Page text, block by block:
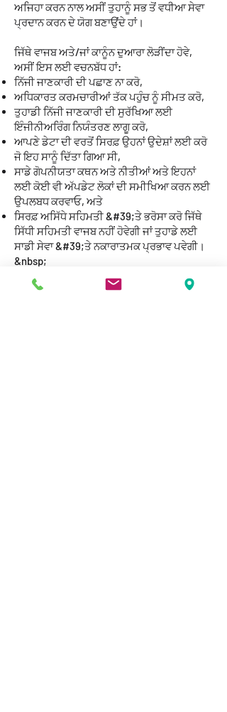
ਅਜਿਹਾ ਕਰਨ ਨਾਲ ਅਸੀਂ ਤੁਹਾਨੂੰ ਸਭ ਤੋਂ ਵਧੀਆ ਸੇਵਾ
ਪ੍ਰਦਾਨ ਕਰਨ ਦੇ ਯੋਗ ਬਣਾਉਂਦੇ ਹਾਂ।
ਜਿੱਥੇ ਵਾਜਬ ਅਤੇ/ਜਾਂ ਕਾਨੂੰਨ ਦੁਆਰਾ ਲੋੜੀਂਦਾ ਹੋਵੇ,
ਅਸੀਂ ਇਸ ਲਈ ਵਚਨਬੱਧ ਹਾਂ:
ਨਿੱਜੀ ਜਾਣਕਾਰੀ ਦੀ ਪਛਾਣ ਨਾ ਕਰੋ,
ਅਧਿਕਾਰਤ ਕਰਮਚਾਰੀਆਂ ਤੱਕ ਪਹੁੰਚ ਨੂੰ ਸੀਮਤ ਕਰੋ,
ਤੁਹਾਡੀ ਨਿੱਜੀ ਜਾਣਕਾਰੀ ਦੀ ਸੁਰੱਖਿਆ ਲਈ
ਇੰਜੀਨੀਅਰਿੰਗ ਨਿਯੰਤਰਣ ਲਾਗੂ ਕਰੋ,
ਆਪਣੇ ਡੇਟਾ ਦੀ ਵਰਤੋਂ ਸਿਰਫ਼ ਉਹਨਾਂ ਉਦੇਸ਼ਾਂ ਲਈ ਕਰੋ
ਜੋ ਇਹ ਸਾਨੂੰ ਦਿੱਤਾ ਗਿਆ ਸੀ,
ਸਾਡੇ ਗੋਪਨੀਯਤਾ ਕਥਨ ਅਤੇ ਨੀਤੀਆਂ ਅਤੇ ਇਹਨਾਂ
ਲਈ ਕੋਈ ਵੀ ਅੱਪਡੇਟ ਲੋਕਾਂ ਦੀ ਸਮੀਖਿਆ ਕਰਨ ਲਈ
ਉਪਲਬਧ ਕਰਵਾਓ, ਅਤੇ
ਸਿਰਫ਼ ਅਸਿੱਧੇ ਸਹਿਮਤੀ &#39;ਤੇ ਭਰੋਸਾ ਕਰੋ ਜਿੱਥੇ
ਸਿੱਧੀ ਸਹਿਮਤੀ ਵਾਜਬ ਨਹੀਂ ਹੋਵੇਗੀ ਜਾਂ ਤੁਹਾਡੇ ਲਈ
ਸਾਡੀ ਸੇਵਾ &#39;ਤੇ ਨਕਾਰਾਤਮਕ ਪ੍ਰਭਾਵ ਪਵੇਗੀ।
&nbsp;
ਅਸੀਂ ਤੁਹਾਡੀ ਗੋਪਨੀਯਤਾ ਨੂੰ ਕਿਵੇਂ ਯਕੀਨੀ ਬਣਾਉਂਦੇ ਹਾਂ